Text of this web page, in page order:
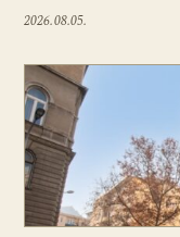
2026.08.05.